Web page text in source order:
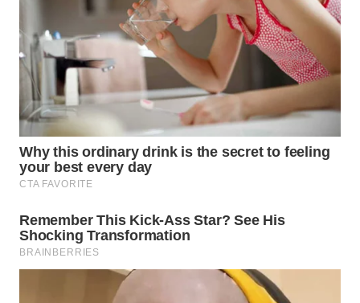
MADURA
WN
SURABAYA
WN
NATUNA
WN
MANDALIKA